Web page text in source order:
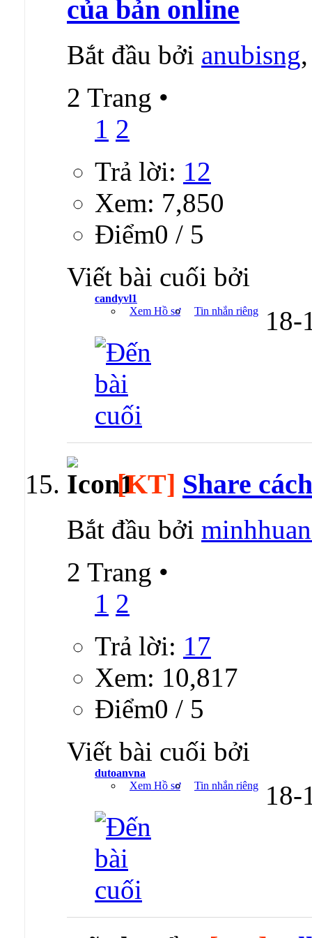
của bản online
Bắt đầu bởi anubisng
2 Trang •
1 2
Trả lời: 12
Xem: 7,850
Ðiểm0 / 5
Viết bài cuối bởi
candyvl1
Xem Hồ sơ
Tin nhắn riêng
[KT] Share
Bắt đầu bởi
2 Trang •
1 2
Trả lời: 17
Xem: 10,817
Ðiểm0 / 5
Viết bài cuối bởi
dutoanvna
Xem Hồ sơ
Tin nhắn riêng 18-